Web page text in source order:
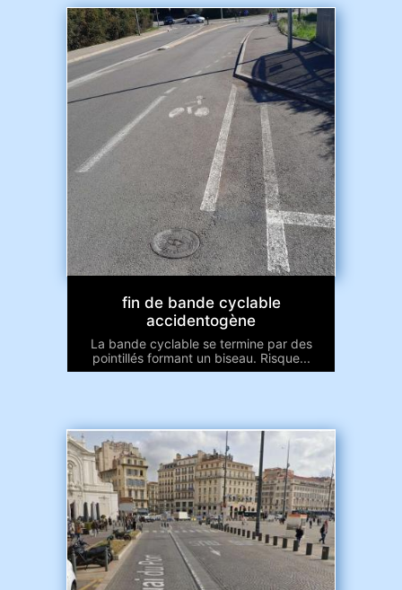
fin de bande cyclable
accidentogène
La bande cyclable se termine par des
pointillés formant un biseau. Risque...